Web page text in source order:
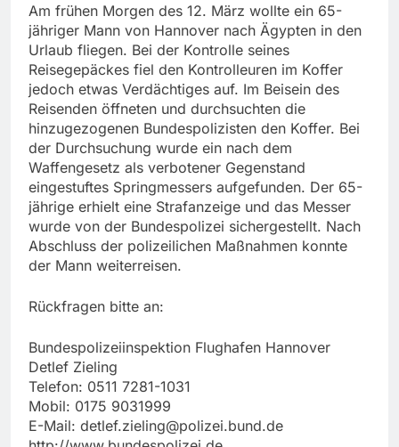
Am frühen Morgen des 12. März wollte ein 65-
jähriger Mann von Hannover nach Ägypten in den
Urlaub fliegen. Bei der Kontrolle seines
Reisegepäckes fiel den Kontrolleuren im Koffer
jedoch etwas Verdächtiges auf. Im Beisein des
Reisenden öffneten und durchsuchten die
hinzugezogenen Bundespolizisten den Koffer. Bei
der Durchsuchung wurde ein nach dem
Waffengesetz als verbotener Gegenstand
eingestuftes Springmessers aufgefunden. Der 65-
jährige erhielt eine Strafanzeige und das Messer
wurde von der Bundespolizei sichergestellt. Nach
Abschluss der polizeilichen Maßnahmen konnte
der Mann weiterreisen.
Rückfragen bitte an:
Bundespolizeiinspektion Flughafen Hannover
Detlef Zieling
Telefon: 0511 7281-1031
Mobil: 0175 9031999
E-Mail: detlef.zieling@polizei.bund.de